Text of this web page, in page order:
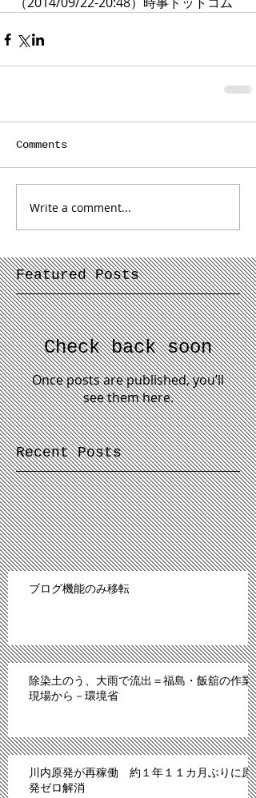
Comments
Write a comment...
Featured Posts
Check back soon
Once posts are published, you’ll
see them here.
Recent Posts
ブログ機能のみ移転
除染土のう、大雨で流出＝福島・飯舘の作業
現場から－環境省
川内原発が再稼働 約１年１１カ月ぶりに原
発ゼロ解消